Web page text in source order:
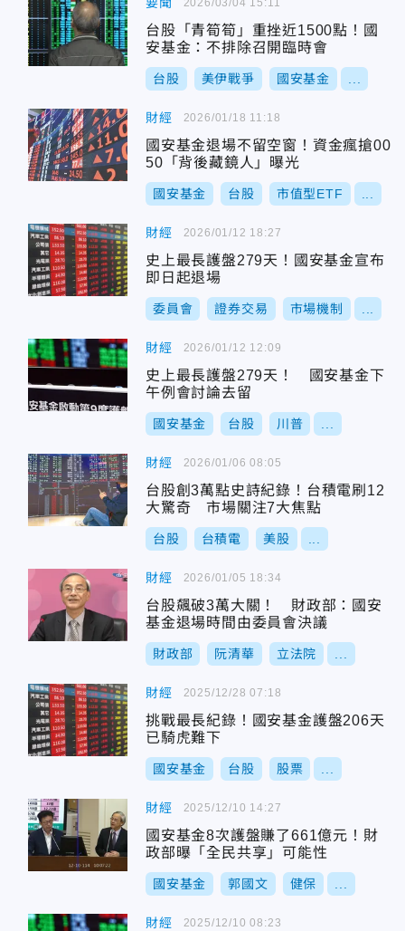
台股「青筍筍」重挫近1500點！國
安基金：不排除召開臨時會
台股 美伊戰爭 國安基金
財經
國安基金退場不留空窗！資金瘋搶00
50「背後藏鏡人」曝光
國安基金 台股 市值型ETF
2026/01/18 11:18
財經
史上最長護盤279天！國安基金宣布
即日起退場
委員會 證券交易 市場機制
2026/01/12 18:27
財經
史上最長護盤279天！ 國安基金下
午例會討論去留
國安基金 台股 川普
2026/01/12 12:09
財經
台股創3萬點史詩紀錄！台積電刷12
大驚奇 市場關注7大焦點
台股 台積電 美股
2026/01/06 08:05
財經
台股飆破3萬大關！ 財政部：國安
基金退場時間由委員會決議
財政部 阮清華 立法院
2026/01/05 18:34
財經
挑戰最長紀錄！國安基金護盤206天
已騎虎難下
國安基金 台股 股票
2025/12/28 07:18
財經
國安基金8次護盤賺了661億元！財
政部曝「全民共享」可能性
國安基金 郭國文 健保
2025/12/10 14:27
財經 2025/12/10 08:23